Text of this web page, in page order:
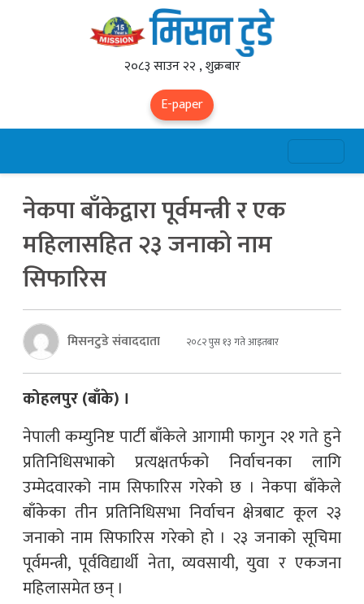
२०८३ साउन २२ , शुक्रबार
E-paper
नेकपा बाँकेद्वारा पूर्वमन्त्री र एक
महिलासहित २३ जनाको नाम
सिफारिस
मिसनटुडे संवाददाता २०८२ पुस १३ गते आइतबार
कोहलपुर (बाँके) ।
नेपाली कम्युनिष्ट पार्टी बाँकेले आगामी फागुन २१ गते हुने
प्रतिनिधिसभाको प्रत्यक्षतर्फको निर्वाचनका लागि
उम्मेदवारको नाम सिफारिस गरेको छ । नेकपा बाँकेले
बाँकेका तीन प्रतिनिधिसभा निर्वाचन क्षेत्रबाट कूल २३
जनाको नाम सिफारिस गरेको हो । २३ जनाको सूचिमा
पूर्वमन्त्री, पूर्वविद्यार्थी नेता, व्यवसायी, युवा र एकजना
महिलासमेत छन् ।